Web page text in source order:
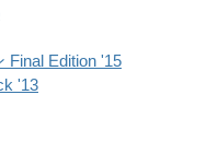
Final Edition '15
'13